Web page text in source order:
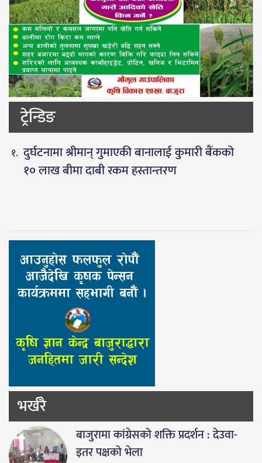
ट्रेन्डिङ
दुर्घटनामा श्रीमान् गुमाएकी बानालाई कुमारी बैंकको
१० लाख बीमा दाबी रकम हस्तान्तरण
भर्खरै
बाजुरामा कांग्रेसको शक्ति प्रदर्शन : देउवा-
इतर पक्षको भेला